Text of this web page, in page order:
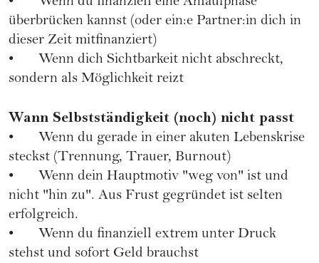
überbrücken kannst (oder ein:e Partner:in dich in
dieser Zeit mitfinanziert)
• Wenn dich Sichtbarkeit nicht abschreckt,
sondern als Möglichkeit reizt
Wann Selbstständigkeit (noch) nicht passt
• Wenn du gerade in einer akuten Lebenskrise
steckst (Trennung, Trauer, Burnout)
• Wenn dein Hauptmotiv "weg von" ist und
nicht "hin zu". Aus Frust gegründet ist selten
erfolgreich.
• Wenn du finanziell extrem unter Druck
stehst und sofort Geld brauchst